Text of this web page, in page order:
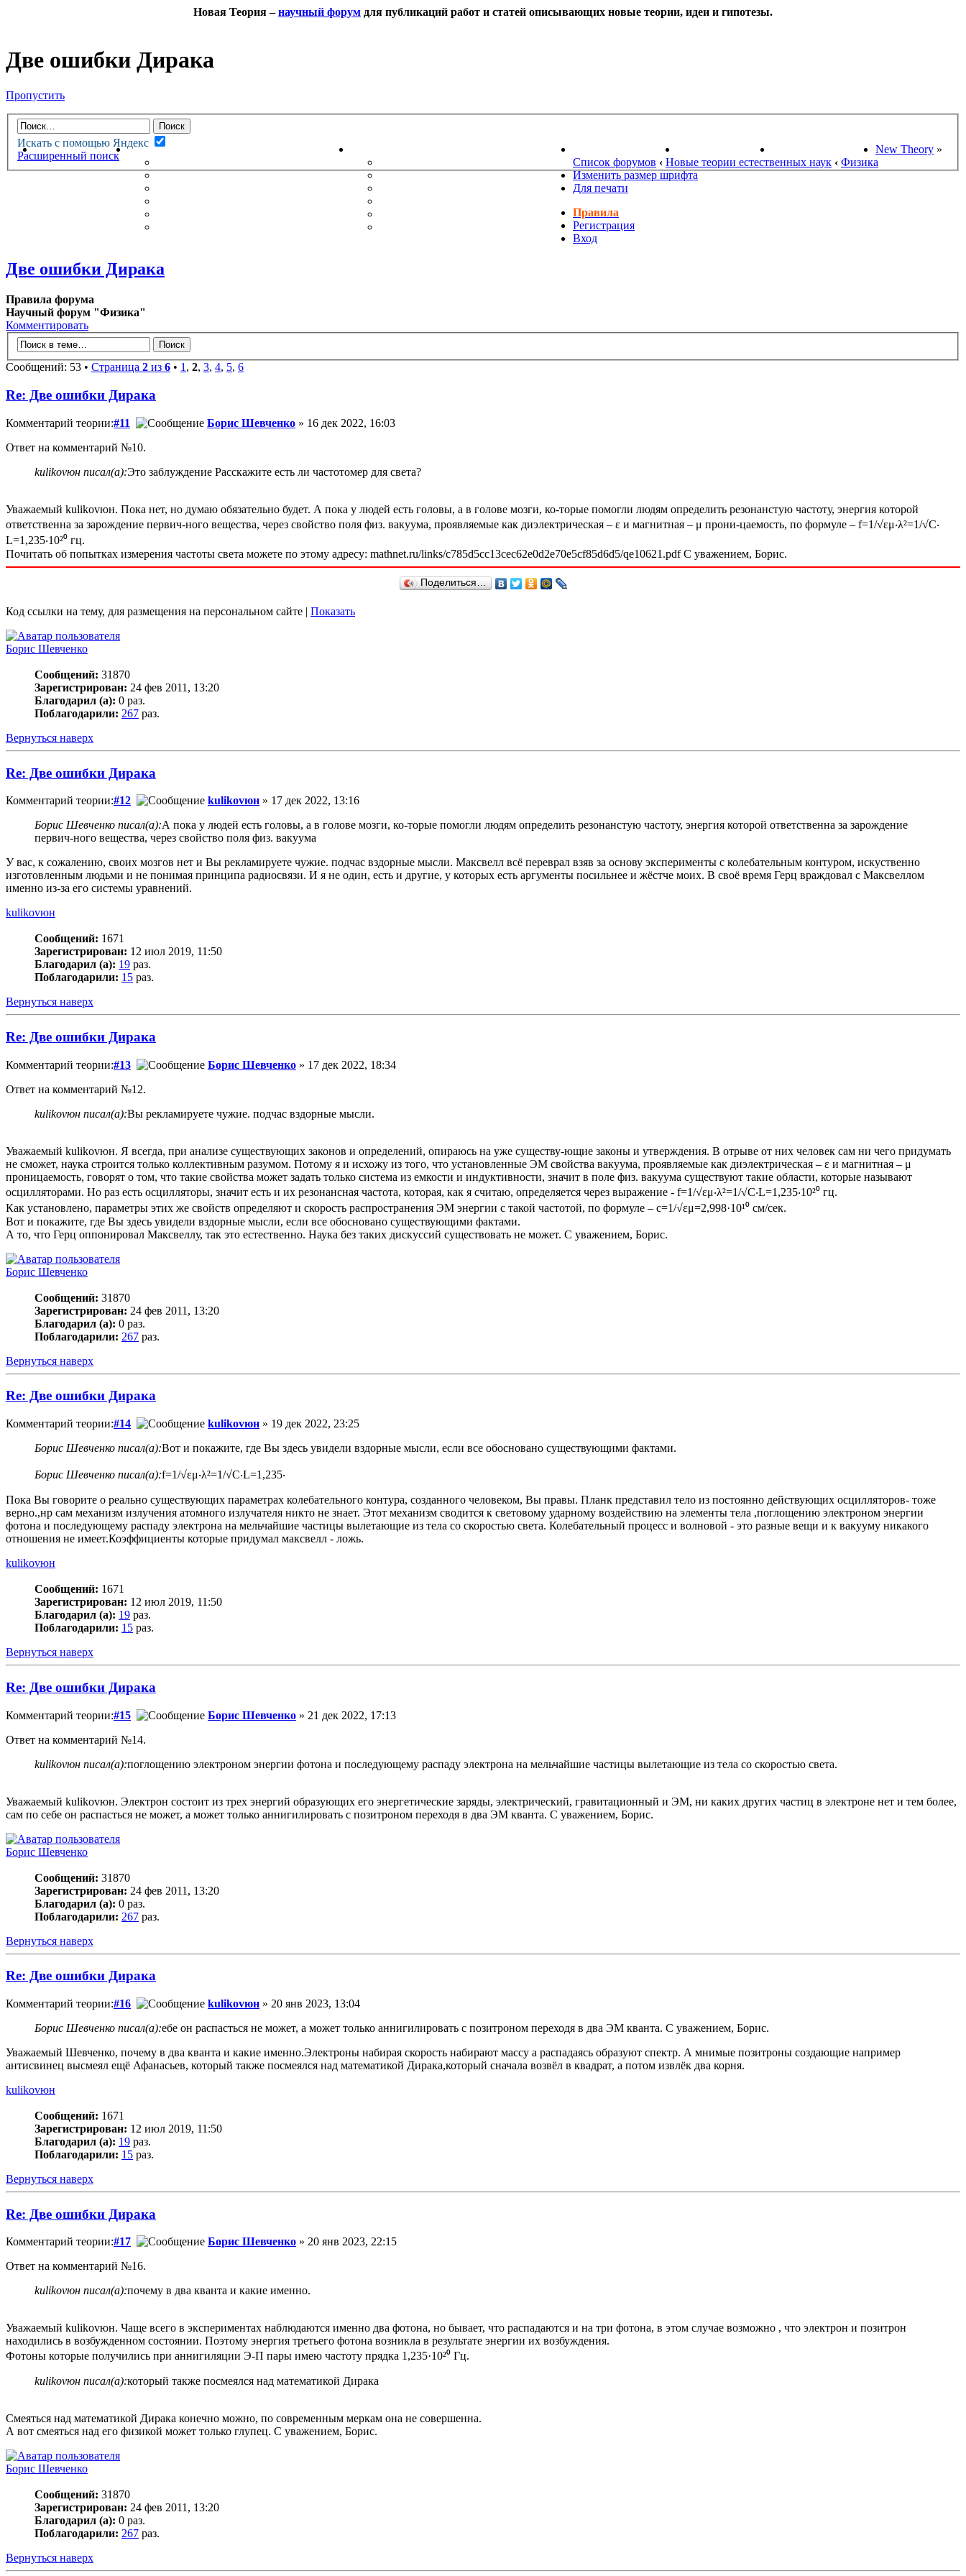
Новая Теория –научный форум для публикаций работ и статей описывающих новые теории, идеи и гипотезы.
Две ошибки Дирака
Пропустить
Искать с помощью Яндекс
Расширенный поиск
НОВАЯ ТЕОРИЯФОРУМ
НЕПРОЧИТАННЫЕ СООБЩЕНИЯ
ПОЖЕЛАНИЯ
НОВОСТИ НАУКИ ПОИСК ТЕОРИЙ СТАРЫЙ ПОРТАЛ New Theory »
Список форумов ‹ Новые теории естественных наук ‹ Физика
Изменить размер шрифта
Для печати
Правила
Регистрация
Вход
Две ошибки Дирака
Правила форума
Научный форум "Физика"
Комментировать
Сообщений: 53 • Страница 2 из 6 • 1, 2, 3, 4, 5, 6
Re: Две ошибки Дирака
Комментарий теории:#11 Борис Шевченко » 16 дек 2022, 16:03
Ответ на комментарий №10.
kulikovюн писал(а):Это заблуждение Расскажите есть ли частотомер для света?
Уважаемый kulikovюн. Пока нет, но думаю обязательно будет. А пока у людей есть головы, а в голове мозги, ко-торые помогли людям определить резонанстую частоту, энергия которой
ответственна за зарождение первич-ного вещества, через свойство поля физ. вакуума, проявляемые как диэлектрическая – ε и магнитная – μ прони-цаемость, по формуле – f=1/√εμ‧λ²=1/√C‧
L=1,235‧10²⁰ гц.
Почитать об попытках измерения частоты света можете по этому адресу: mathnet.ru/links/c785d5cc13cec62e0d2e70e5cf85d6d5/qe10621.pdf C уважением, Борис.
Поделиться…
Код ссылки на тему, для размещения на персональном сайте | Показать
Борис Шевченко
Сообщений: 31870
Зарегистрирован: 24 фев 2011, 13:20
Благодарил (а): 0 раз.
Поблагодарили: 267 раз.
Вернуться наверх
Re: Две ошибки Дирака
Комментарий теории:#12 kulikovюн » 17 дек 2022, 13:16
Борис Шевченко писал(а):А пока у людей есть головы, а в голове мозги, ко-торые помогли людям определить резонанстую частоту, энергия которой ответственна за зарождение
первич-ного вещества, через свойство поля физ. вакуума
У вас, к сожалению, своих мозгов нет и Вы рекламируете чужие. подчас вздорные мысли. Максвелл всё переврал взяв за основу эксперименты с колебательным контуром, искуственно
изготовленным людьми и не понимая принципа радиосвязи. И я не один, есть и другие, у которых есть аргументы посильнее и жёстче моих. В своё время Герц враждовал с Максвеллом
именно из-за его системы уравнений.
kulikovюн
Сообщений: 1671
Зарегистрирован: 12 июл 2019, 11:50
Благодарил (а): 19 раз.
Поблагодарили: 15 раз.
Вернуться наверх
Re: Две ошибки Дирака
Комментарий теории:#13 Борис Шевченко » 17 дек 2022, 18:34
Ответ на комментарий №12.
kulikovюн писал(а):Вы рекламируете чужие. подчас вздорные мысли.
Уважаемый kulikovюн. Я всегда, при анализе существующих законов и определений, опираюсь на уже существу-ющие законы и утверждения. В отрыве от них человек сам ни чего придумать
не сможет, наука строится только коллективным разумом. Потому я и исхожу из того, что установленные ЭМ свойства вакуума, проявляемые как диэлектрическая – ε и магнитная – μ
проницаемость, говорят о том, что такие свойства может задать только система из емкости и индуктивности, значит в поле физ. вакуума существуют такие области, которые называют
осцилляторами. Но раз есть осцилляторы, значит есть и их резонансная частота, которая, как я считаю, определяется через выражение - f=1/√εμ‧λ²=1/√C‧L=1,235‧10²⁰ гц.
Как установлено, параметры этих же свойств определяют и скорость распространения ЭМ энергии с такой частотой, по формуле – с=1/√εμ=2,998·10¹⁰ см/сек.
Вот и покажите, где Вы здесь увидели вздорные мысли, если все обосновано существующими фактами.
А то, что Герц оппонировал Максвеллу, так это естественно. Наука без таких дискуссий существовать не может. С уважением, Борис.
Борис Шевченко
Сообщений: 31870
Зарегистрирован: 24 фев 2011, 13:20
Благодарил (а): 0 раз.
Поблагодарили: 267 раз.
Вернуться наверх
Re: Две ошибки Дирака
Комментарий теории:#14 kulikovюн » 19 дек 2022, 23:25
Борис Шевченко писал(а):Вот и покажите, где Вы здесь увидели вздорные мысли, если все обосновано существующими фактами.
Борис Шевченко писал(а):f=1/√εμ‧λ²=1/√C‧L=1,235‧
Пока Вы говорите о реально существующих параметрах колебательного контура, созданного человеком, Вы правы. Планк представил тело из постоянно действующих осцилляторов- тоже
верно.,нр сам механизм излучения атомного излучателя никто не знает. Этот механизм сводится к световому ударному воздействию на элементы тела ,поглощению электроном энергии
фотона и последующему распаду электрона на мельчайшие частицы вылетающие из тела со скоростью света. Колебательный процесс и волновой - это разные вещи и к вакууму никакого
отношения не имеет.Коэффициенты которые придумал максвелл - ложь.
kulikovюн
Сообщений: 1671
Зарегистрирован: 12 июл 2019, 11:50
Благодарил (а): 19 раз.
Поблагодарили: 15 раз.
Вернуться наверх
Re: Две ошибки Дирака
Комментарий теории:#15 Борис Шевченко » 21 дек 2022, 17:13
Ответ на комментарий №14.
kulikovюн писал(а):поглощению электроном энергии фотона и последующему распаду электрона на мельчайшие частицы вылетающие из тела со скоростью света.
Уважаемый kulikovюн. Электрон состоит из трех энергий образующих его энергетические заряды, электрический, гравитационный и ЭМ, ни каких других частиц в электроне нет и тем более,
сам по себе он распасться не может, а может только аннигилировать с позитроном переходя в два ЭМ кванта. С уважением, Борис.
Борис Шевченко
Сообщений: 31870
Зарегистрирован: 24 фев 2011, 13:20
Благодарил (а): 0 раз.
Поблагодарили: 267 раз.
Вернуться наверх
Re: Две ошибки Дирака
Комментарий теории:#16 kulikovюн » 20 янв 2023, 13:04
Борис Шевченко писал(а):ебе он распасться не может, а может только аннигилировать с позитроном переходя в два ЭМ кванта. С уважением, Борис.
Уважаемый Шевченко, почему в два кванта и какие именно.Электроны набирая скорость набирают массу а распадаясь образуют спектр. А мнимые позитроны создающие например
антисвинец высмеял ещё Афанасьев, который также посмеялся над математикой Дирака,который сначала возвёл в квадрат, а потом извлёк два корня.
kulikovюн
Сообщений: 1671
Зарегистрирован: 12 июл 2019, 11:50
Благодарил (а): 19 раз.
Поблагодарили: 15 раз.
Вернуться наверх
Re: Две ошибки Дирака
Комментарий теории:#17 Борис Шевченко » 20 янв 2023, 22:15
Ответ на комментарий №16.
kulikovюн писал(а):почему в два кванта и какие именно.
Уважаемый kulikovюн. Чаще всего в экспериментах наблюдаются именно два фотона, но бывает, что распадаются и на три фотона, в этом случае возможно , что электрон и позитрон
находились в возбужденном состоянии. Поэтому энергия третьего фотона возникла в результате энергии их возбуждения.
Фотоны которые получились при аннигиляции Э-П пары имею частоту прядка 1,235·10²⁰ Гц.
kulikovюн писал(а):который также посмеялся над математикой Дирака
Смеяться над математикой Дирака конечно можно, по современным меркам она не совершенна.
А вот смеяться над его физикой может только глупец. С уважением, Борис.
Борис Шевченко
Сообщений: 31870
Зарегистрирован: 24 фев 2011, 13:20
Благодарил (а): 0 раз.
Поблагодарили: 267 раз.
Вернуться наверх